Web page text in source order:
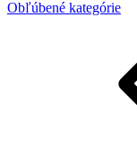
Obľúbené kategórie